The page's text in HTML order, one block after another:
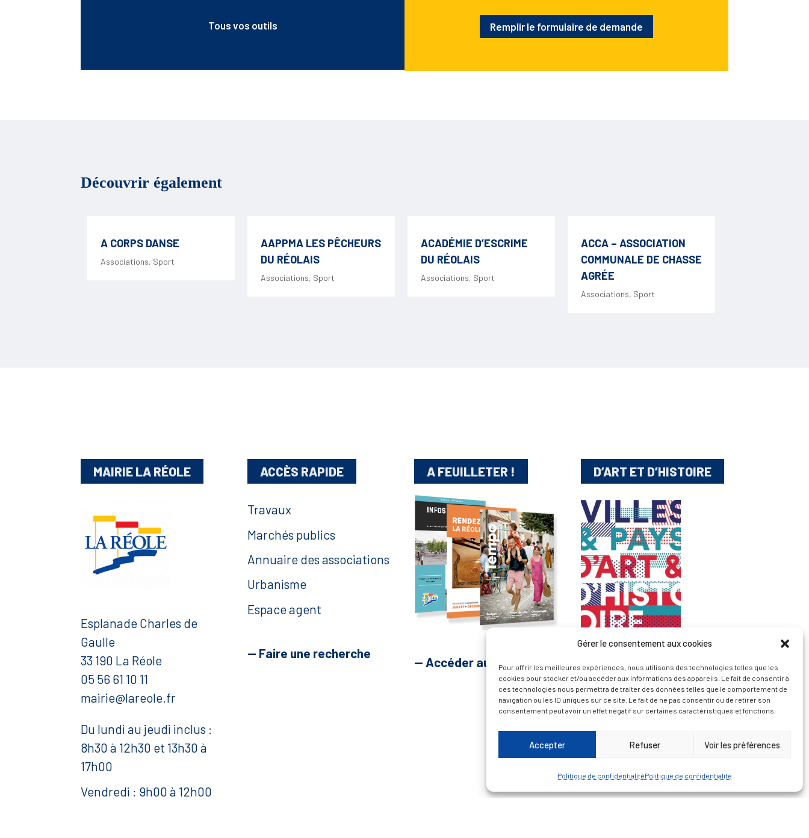
Gérer le consentement aux cookies
Pour offrir les meilleures expériences, nous utilisons des technologies telles que les
cookies pour stocker et/ou accéder aux informations des appareils. Le fait de consentir à
ces technologies nous permettra de traiter des données telles que le comportement de
navigation ou les ID uniques sur ce site. Le fait de ne pas consentir ou de retirer son
consentement peut avoir un effet négatif sur certaines caractéristiques et fonctions.
Accepter Refuser Voir les préférences
Politique de confidentialitéPolitique de confidentialité
Tous vos outils Remplir le formulaire de demande
Découvrir également
A CORPS DANSE
Associations, Sport
AAPPMA LES PÊCHEURS
DU RÉOLAIS
Associations, Sport
ACADÉMIE D’ESCRIME
DU RÉOLAIS
Associations, Sport
ACCA – ASSOCIATION
COMMUNALE DE CHASSE
AGRÉE
Associations, Sport
MAIRIE LA RÉOLE
Esplanade Charles de
Gaulle
33 190 La Réole
05 56 61 10 11
mairie@lareole.fr
Du lundi au jeudi inclus :
8h30 à 12h30 et 13h30 à
17h00
Vendredi : 9h00 à 12h00
ACCÈS RAPIDE
Travaux
Marchés publics
Annuaire des associations
Urbanisme
Espace agent
— Faire une recherche
A FEUILLETER !
— Accéder au kiosque
D’ART ET D’HISTOIRE
— Découvrir et visiter